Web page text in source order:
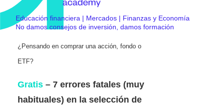
Educación financiera | Mercados | Finanzas y Economía
No damos consejos de inversión, damos formación
¿Pensando en comprar una acción, fondo o
ETF?
Gratis – 7 errores fatales (muy
habituales) en la selección de